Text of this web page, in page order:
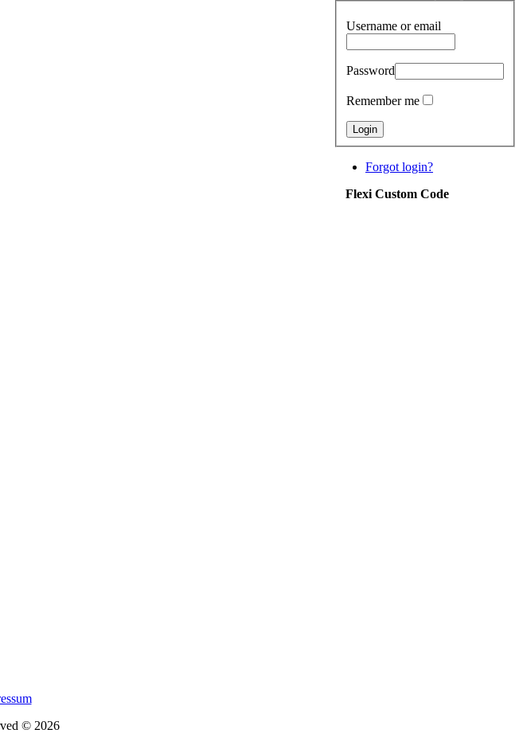
Username or email
Password
Remember me
Forgot login?
Flexi Custom Code
© 2026